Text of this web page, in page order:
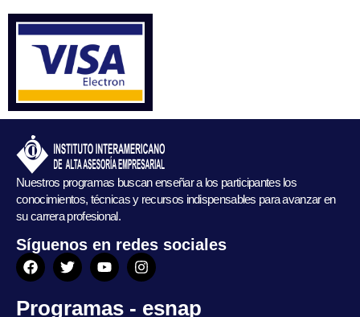
Nuestros programas buscan enseñar a los participantes los
conocimientos, técnicas y recursos indispensables para avanzar en
su carrera profesional.
Síguenos en redes sociales
Programas - esnap